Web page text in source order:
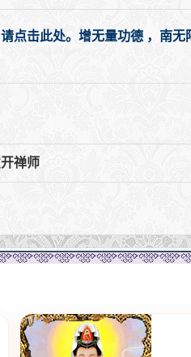
点击此处。增无量功德 ，南无
禅师